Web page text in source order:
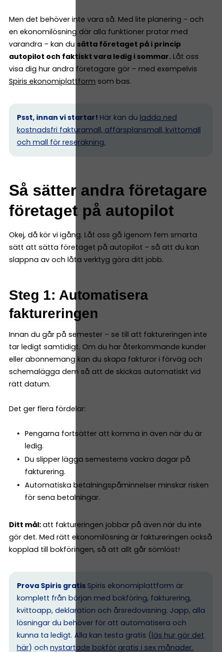
Men det behöver inte vara så. Med lite planering – och
en ekonomilösning där alla funktioner pratar med
varandra – kan du sätta företaget på i princip
autopilot och faktiskt vara ledig i sommar. Låt oss
visa dig hur andra företagare gör – med exempelvis
Spiris ekonomiplattform som bas.
Psst, innan vi startar! Här kan du ladda ned
kostnadsfri fakturamall, affärsplansmall, kvittomall
och mall för reseräkning.
Så sätter andra företagare
företaget på autopilot
Okej, då kör vi igång. Låt oss gå igenom fem smarta
sätt att sätta företaget på autopilot – så att du kan
slappna av och låta verktyg göra ditt jobb.
Steg 1: Automatisera
faktureringen
Innan du går på semester – se till att faktureringen inte
tar ledigt samtidigt. Om du har återkommande kunder
eller abonnemang kan du skapa fakturor i förväg och
schemalägga dem så att de skickas automatiskt vid
rätt datum.
Det ger flera fördelar:
Pengarna fortsätter att komma in även när du är
ledig.
Du slipper lägga semesterns vackra dagar på
fakturering.
Automatiska betalningspåminnelser minskar risken
för sena betalningar.
Ditt mål:att faktureringen jobbar på även när du inte
gör det. Med rätt ekonomilösning är faktureringen också
kopplad till bokföringen, så att allt går sömlöst!
Prova Spiris gratis Spiris ekonomiplattform är
komplett från början med bokföring, fakturering,
kvittoapp, deklaration och årsredovisning. Japp, alla
lösningar du behöver för att automatisera och
kunna ta ledigt. Alla kan testa gratis (läs hur gör det
här) och nystartade bokför gratis i sex månader.